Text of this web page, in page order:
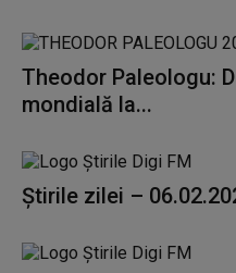
Theodor Paleologu:
mondială la...
Știrile zilei –